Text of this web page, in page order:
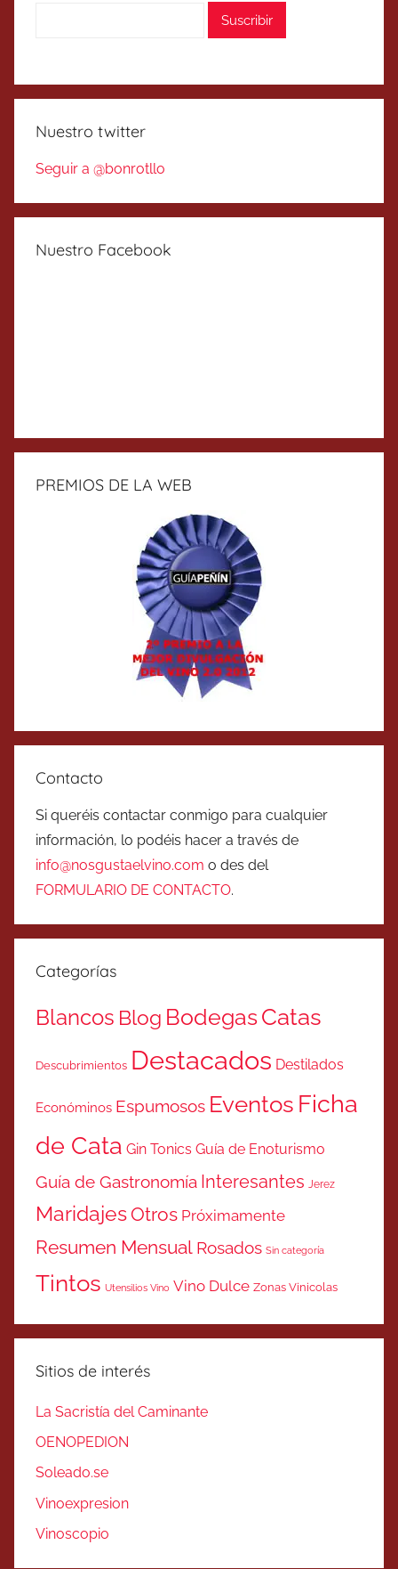
Nuestro twitter
Seguir a @bonrotllo
Nuestro Facebook
PREMIOS DE LA WEB
Contacto
Si queréis contactar conmigo para cualquier
información, lo podéis hacer a través de
info@nosgustaelvino.com o des del
FORMULARIO DE CONTACTO.
Categorías
Blancos Blog BodegasCatas
Descubrimientos Destacados Destilados
Económinos Espumosos Eventos Ficha
de Cata Gin Tonics Guía de Enoturismo
Guía de Gastronomía Interesantes Jerez
MaridajesOtros Próximamente
Resumen Mensual Rosados Sin categoría
Tintos Utensilios Vino Vino Dulce Zonas Vinicolas
Sitios de interés
La Sacristía del Caminante
OENOPEDION
Soleado.se
Vinoexpresion
Vinoscopio